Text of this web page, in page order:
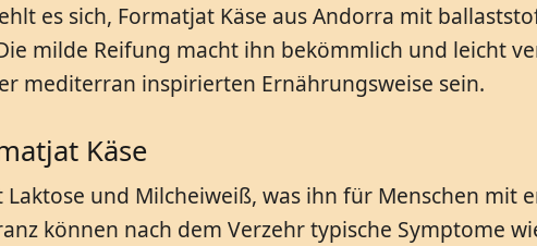
es sich, Formatjat Käse aus Andorra mit
milde Reifung macht ihn bekömmlich und leicht
mediterran inspirierten Ernährungsweise sein.
Käse
und Milcheiweiß, was ihn für Menschen
können nach dem Verzehr typische Symptome